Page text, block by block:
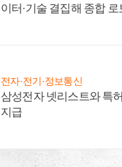
이터·기술 결집해 종합
전자·전기·정보통신
삼성전자 넷리스트와 특
지급